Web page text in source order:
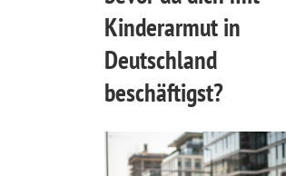
Kinderarmut in
Deutschland
beschäftigst?